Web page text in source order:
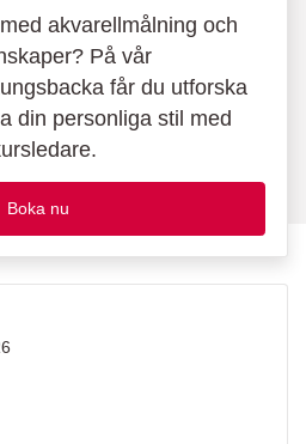
akvarellmålning och
På vår
får du utforska
din personliga stil med
Boka nu